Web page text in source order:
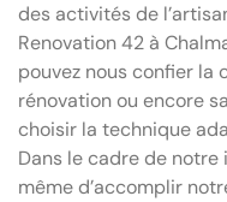
des activités de
Renovation 42 à
pouvez nous confier la
rénovation ou encore
choisir la technique
Dans le cadre de notre
même d’accomplir